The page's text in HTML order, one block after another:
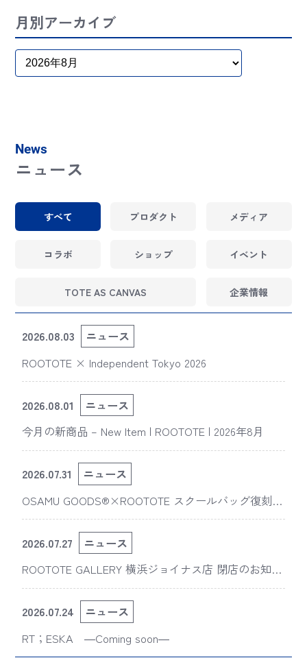
月別アーカイブ
News
ニュース
すべて プロダクト メディア
コラボ ショップ イベント
TOTE AS CANVAS 企業情報
2026.08.03
ニュース
ROOTOTE × Independent Tokyo 2026
2026.08.01
ニュース
今月の新商品 – New Item | ROOTOTE | 2026年8月
2026.07.31
ニュース
OSAMU GOODS®×ROOTOTE スクールバッグ復刻
版“スライスドアイ”の新デザインが「The 50th Annive
rsary OSAMU GOODS展」に登場
2026.07.27
ニュース
ROOTOTE GALLERY 横浜ジョイナス店 閉店のお知ら
せ
2026.07.24
ニュース
RT；ESKA ―Coming soon―